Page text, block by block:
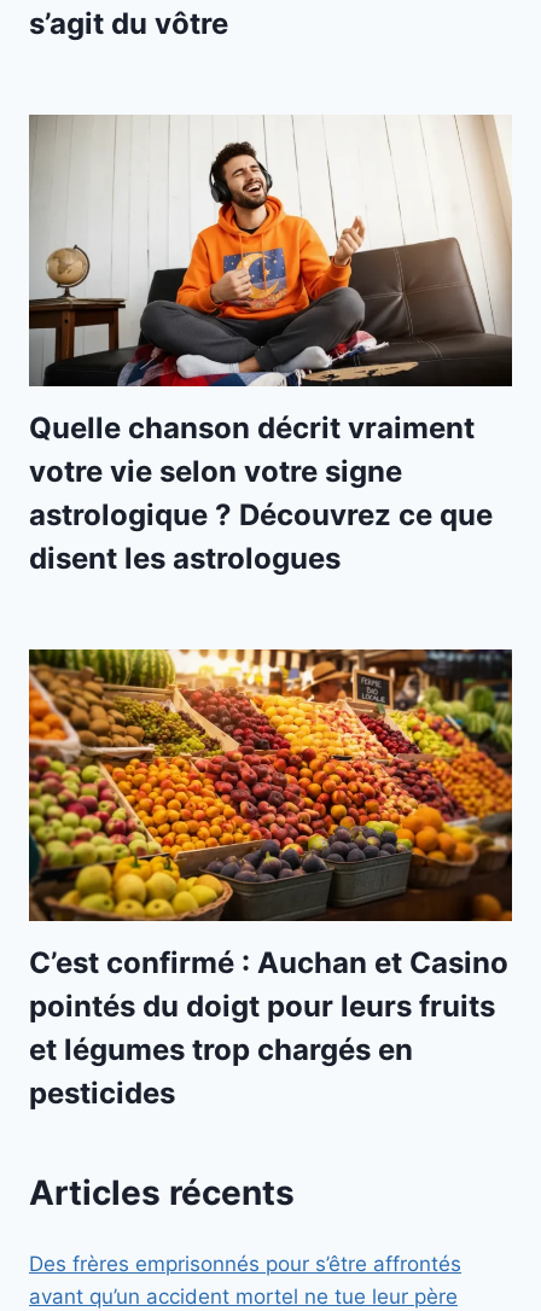
s’agit du vôtre
Quelle chanson décrit vraiment
votre vie selon votre signe
astrologique ? Découvrez ce que
disent les astrologues
C’est confirmé : Auchan et Casino
pointés du doigt pour leurs fruits
et légumes trop chargés en
pesticides
Articles récents
Des frères emprisonnés pour s’être affrontés
avant qu’un accident mortel ne tue leur père